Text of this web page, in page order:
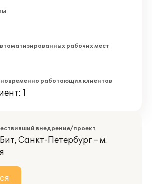
рабочих мест
работающих клиентов
1
внедрение/проект
Санкт-Петербург – м.